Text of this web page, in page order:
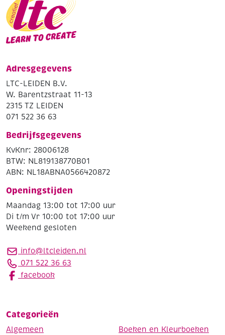
Adresgegevens
LTC-LEIDEN B.V.
W. Barentzstraat 11-13
2315 TZ LEIDEN
071 522 36 63
Bedrijfsgegevens
KvKnr: 28006128
BTW: NL819138770B01
ABN: NL18ABNA0566420872
Openingstijden
Maandag 13:00 tot 17:00 uur
Di t/m Vr 10:00 tot 17:00 uur
Weekend gesloten
info@ltcleiden.nl
071 522 36 63
facebook
Categorieën
Algemeen
Boeken en Kleurboeken